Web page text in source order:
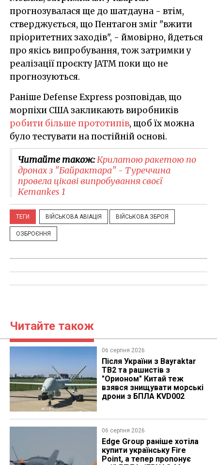
прогнозувалася ще до шатдауна - втім,
стверджується, що Пентагон зміг "вжити
пріоритетних заходів", - ймовірно, йдеться
про якісь випробування, тож затримки у
реалізації проєкту JATM поки що не
прогнозуються.
Раніше Defense Express розповідав, що
морпіхи США закликають виробників
робити більше прототипів, щоб їх можна
було тестувати на постійній основі.
Читайте також:Крилатою ракетою по
дронах з "Байрактара" - Туреччина
провела цікаві випробування своєї
Kemankes 1
ТЕГИ ВІЙСЬКОВА АВІАЦІЯ ВІЙСЬКОВА ЗБРОЯ
ОЗБРОЄННЯ
Читайте також
06 серпня 2026
Після України з Bayraktar
TB2 та рашистів з
"Орионом" Китай теж
взявся знищувати морські
дрони з БПЛА KVD002
06 серпня 2026
Edge Group раніше хотіла
купити українську Fire
Point, а тепер пропонує